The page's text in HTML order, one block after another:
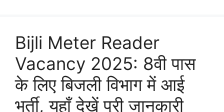
Bijli Meter Reader
Vacancy 2025: 8वी पास
के लिए बिजली विभाग में आई
भर्ती, यहाँ देखें पूरी जानकारी